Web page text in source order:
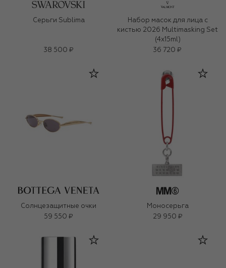
Серьги Sublima
38 500 ₽
Набор масок для лица с
кистью 2026 Multimasking Set
(4x15ml)
36 720 ₽
Солнцезащитные очки
59 550 ₽
Моносерьга
29 950 ₽